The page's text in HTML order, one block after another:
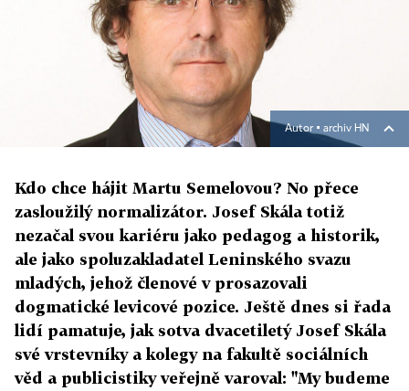
Autor ▪ archiv HN
Kdo chce hájit Martu Semelovou? No přece
zasloužilý normalizátor. Josef Skála totiž
nezačal svou kariéru jako pedagog a historik,
ale jako spoluzakladatel Leninského svazu
mladých, jehož členové v prosazovali
dogmatické levicové pozice. Ještě dnes si řada
lidí pamatuje, jak sotva dvacetiletý Josef Skála
své vrstevníky a kolegy na fakultě sociálních
věd a publicistiky veřejně varoval: "My budeme